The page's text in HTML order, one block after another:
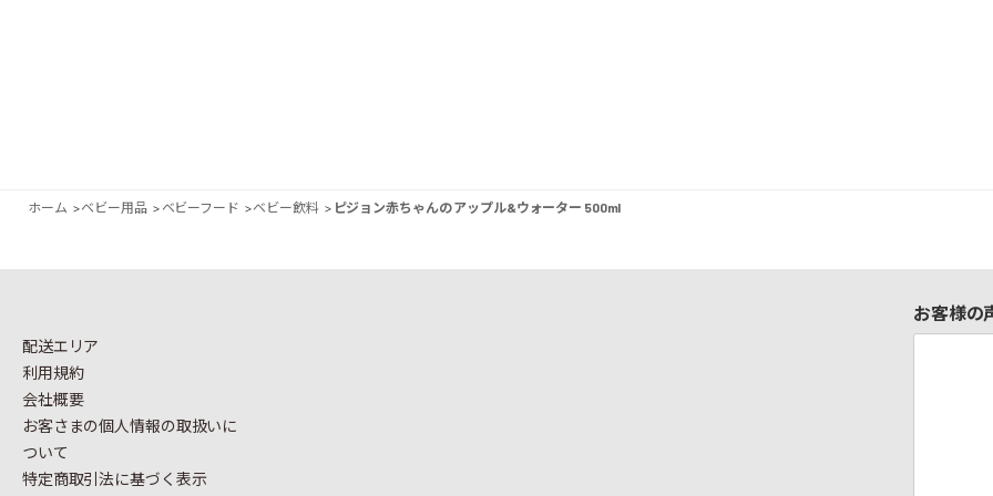
ホーム >ベビー用品 > ベビーフード >ベビー飲料 > ピジョン赤ちゃんの アップル&ウォーター 500ml
配送エリア
利用規約
会社概要
お客さまの個人情報の取扱いに
ついて
特定商取引法に基づく表示
お客様の